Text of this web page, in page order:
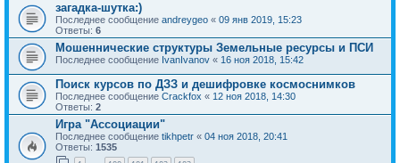
загадка-шутка:)
Последнее сообщение andreygeo « 09 янв 2019, 15:23
Ответы: 6
Мошеннические структуры Земельные ресурсы и ПСИ
Последнее сообщение IvanIvanov « 16 ноя 2018, 15:42
Поиск курсов по ДЗЗ и дешифровке космоснимков
Последнее сообщение Crackfox « 12 ноя 2018, 14:30
Ответы: 2
Игра "Ассоциации"
Последнее сообщение tikhpetr « 04 ноя 2018, 20:41
Ответы: 1535